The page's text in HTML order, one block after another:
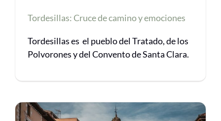
Tordesillas: Cruce de camino y emociones
Tordesillas es el pueblo del Tratado, de los
Polvorones y del Convento de Santa Clara.